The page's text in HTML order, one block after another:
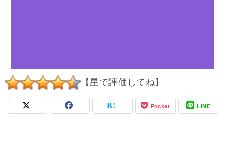
【星で評価してね】
Pocket LINE